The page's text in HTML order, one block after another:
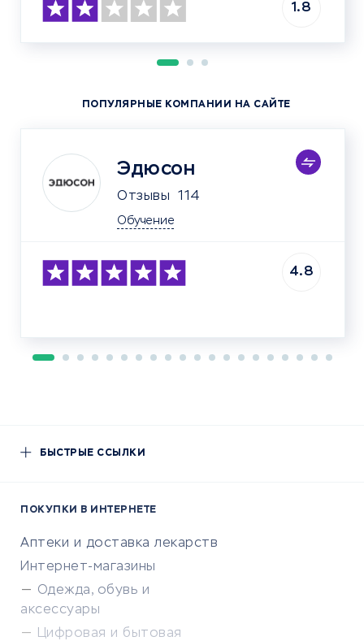
1.8
ПОПУЛЯРНЫЕ КОМПАНИИ НА САЙТЕ
Эдюсон
Отзывы 114
Обучение
4.8
БЫСТРЫЕ ССЫЛКИ
ПОКУПКИ В ИНТЕРНЕТЕ
Аптеки и доставка лекарств
Интернет-магазины
Одежда, обувь и
аксессуары
Цифровая и бытовая